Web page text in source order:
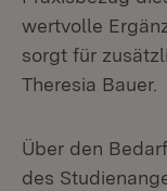
wertvolle
sorgt für
Theresia Bauer.
Über den
des